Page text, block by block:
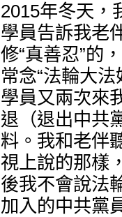
2015年冬天，
學員告訴我老
修“真善忍”的
常念“法輪大
學員又兩次來
退（退出中共
料。我和老伴
視上說的那樣
後我不會說法
加入的中共黨